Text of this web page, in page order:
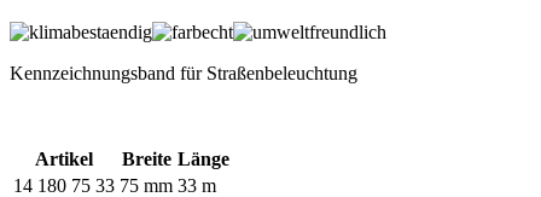
Kennzeichnungsband für Straßenbeleuchtung
Artikel Breite Länge
14 180 75 33 75 mm 33 m